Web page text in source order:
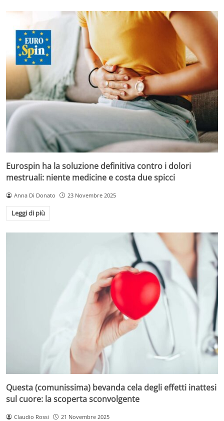
Eurospin ha la soluzione definitiva contro i dolori
mestruali: niente medicine e costa due spicci
Anna Di Donato 23 Novembre 2025
Leggi di più
Questa (comunissima) bevanda cela degli effetti inattesi
sul cuore: la scoperta sconvolgente
Claudio Rossi 21 Novembre 2025